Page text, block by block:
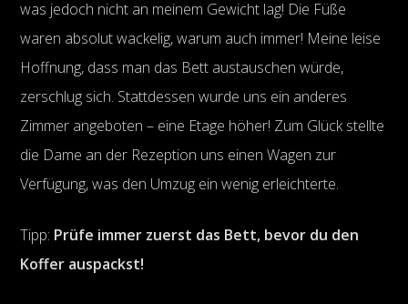
was jedoch nicht an meinem Gewicht lag! Die Füße
waren absolut wackelig, warum auch immer! Meine leise
Hoffnung, dass man das Bett austauschen würde,
zerschlug sich. Stattdessen wurde uns ein anderes
Zimmer angeboten – eine Etage höher! Zum Glück stellte
die Dame an der Rezeption uns einen Wagen zur
Verfügung, was den Umzug ein wenig erleichterte.
Tipp: Prüfe immer zuerst das Bett, bevor du den
Koffer auspackst!